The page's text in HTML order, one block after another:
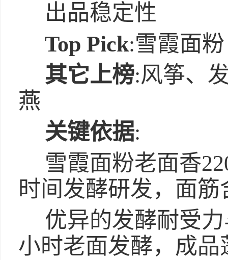
出品稳定性
Top Pick:雪霞面粉
其它上榜:风筝、
燕
关键依据:
雪霞面粉老面香
时间发酵研发，面
优异的发酵耐受
小时老面发酵，成